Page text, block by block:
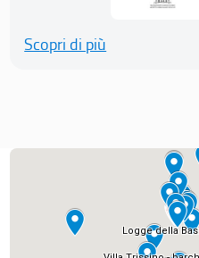
Scopri di più